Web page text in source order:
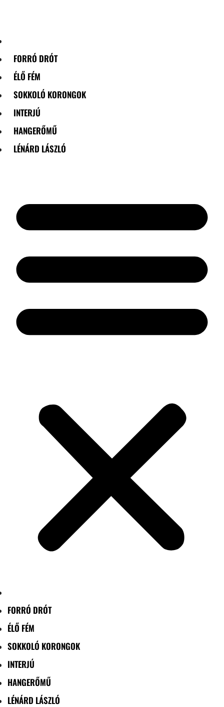
FORRÓ DRÓT
ÉLŐ FÉM
SOKKOLÓ KORONGOK
INTERJÚ
HANGERŐMŰ
LÉNÁRD LÁSZLÓ
FORRÓ DRÓT
ÉLŐ FÉM
SOKKOLÓ KORONGOK
INTERJÚ
HANGERŐMŰ
LÉNÁRD LÁSZLÓ